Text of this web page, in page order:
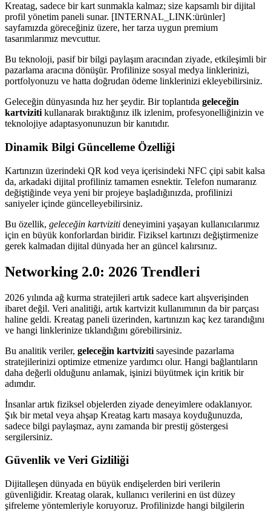
Kreatag, sadece bir kart sunmakla kalmaz; size kapsamlı bir dijital
profil yönetim paneli sunar. [INTERNAL_LINK:ürünler]
sayfamızda göreceğiniz üzere, her tarza uygun premium
tasarımlarımız mevcuttur.
Bu teknoloji, pasif bir bilgi paylaşım aracından ziyade, etkileşimli bir
pazarlama aracına dönüşür. Profilinize sosyal medya linklerinizi,
portfolyonuzu ve hatta doğrudan ödeme linklerinizi ekleyebilirsiniz.
Geleceğin dünyasında hız her şeydir. Bir toplantıda geleceğin
kartviziti kullanarak bıraktığınız ilk izlenim, profesyonelliğinizin ve
teknolojiye adaptasyonunuzun bir kanıtıdır.
Dinamik Bilgi Güncelleme Özelliği
Kartınızın üzerindeki QR kod veya içerisindeki NFC çipi sabit kalsa
da, arkadaki dijital profiliniz tamamen esnektir. Telefon numaranız
değiştiğinde veya yeni bir projeye başladığınızda, profilinizi
saniyeler içinde güncelleyebilirsiniz.
Bu özellik, geleceğin kartviziti deneyimini yaşayan kullanıcılarımız
için en büyük konforlardan biridir. Fiziksel kartınızı değiştirmenize
gerek kalmadan dijital dünyada her an güncel kalırsınız.
Networking 2.0: 2026 Trendleri
2026 yılında ağ kurma stratejileri artık sadece kart alışverişinden
ibaret değil. Veri analitiği, artık kartvizit kullanımının da bir parçası
haline geldi. Kreatag paneli üzerinden, kartınızın kaç kez tarandığını
ve hangi linklerinize tıklandığını görebilirsiniz.
Bu analitik veriler, geleceğin kartviziti sayesinde pazarlama
stratejilerinizi optimize etmenize yardımcı olur. Hangi bağlantıların
daha değerli olduğunu anlamak, işinizi büyütmek için kritik bir
adımdır.
İnsanlar artık fiziksel objelerden ziyade deneyimlere odaklanıyor.
Şık bir metal veya ahşap Kreatag kartı masaya koyduğunuzda,
sadece bilgi paylaşmaz, aynı zamanda bir prestij göstergesi
sergilersiniz.
Güvenlik ve Veri Gizliliği
Dijitalleşen dünyada en büyük endişelerden biri verilerin
güvenliğidir. Kreatag olarak, kullanıcı verilerini en üst düzey
şifreleme yöntemleriyle koruyoruz. Profilinizde hangi bilgilerin